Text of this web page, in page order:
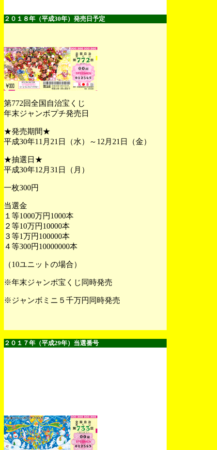
２０１８年（平成30年）発売日予定
第772回全国自治宝くじ
年末ジャンボプチ発売日
★発売期間★
平成30年11月21日（水）～12月21日（金）
★抽選日★
平成30年12月31日（月）
一枚300円
当選金
１等1000万円1000本
２等10万円10000本
３等1万円100000本
４等300円10000000本
（10ユニットの場合）
※年末ジャンボ宝くじ同時発売
※ジャンボミニ５千万円同時発売
２０１７年（平成29年）当選番号